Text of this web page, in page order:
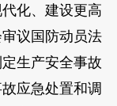
化、建设更高
议国防动员法
生产安全事故
应急处置和调